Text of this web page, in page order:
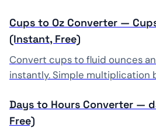
Cups to Oz Converter —
(Instant, Free)
Convert cups to fluid ounces
instantly. Simple multiplication
Days to Hours Converter —
Free)